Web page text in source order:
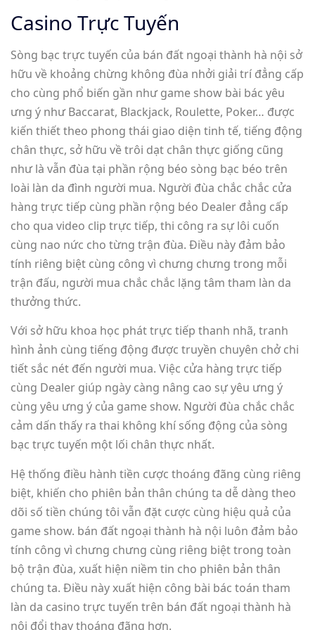
Casino Trực Tuyến
Sòng bạc trực tuyến của bán đất ngoại thành hà nội sở
hữu về khoảng chừng không đùa nhởi giải trí đẳng cấp
cho cùng phổ biến gần như game show bài bác yêu
ưng ý như Baccarat, Blackjack, Roulette, Poker… được
kiến thiết theo phong thái giao diện tinh tế, tiếng động
chân thực, sở hữu về trôi dạt chân thực giống cũng
như là vẫn đùa tại phần rộng béo sòng bạc béo trên
loài làn da đình người mua. Người đùa chắc chắc cửa
hàng trực tiếp cùng phần rộng béo Dealer đẳng cấp
cho qua video clip trực tiếp, thi công ra sự lôi cuốn
cùng nao nức cho từng trận đùa. Điều này đảm bảo
tính riêng biệt cùng công vì chưng chưng trong mỗi
trận đấu, người mua chắc chắc lặng tâm tham làn da
thưởng thức.
Với sở hữu khoa học phát trực tiếp thanh nhã, tranh
hình ảnh cùng tiếng động được truyền chuyên chở chi
tiết sắc nét đến người mua. Việc cửa hàng trực tiếp
cùng Dealer giúp ngày càng nâng cao sự yêu ưng ý
cùng yêu ưng ý của game show. Người đùa chắc chắc
cảm dấn thấy ra thai không khí sống động của sòng
bạc trực tuyến một lối chân thực nhất.
Hệ thống điều hành tiền cược thoáng đãng cùng riêng
biệt, khiến cho phiên bản thân chúng ta dễ dàng theo
dõi số tiền chúng tôi vẫn đặt cược cùng hiệu quả của
game show. bán đất ngoại thành hà nội luôn đảm bảo
tính công vì chưng chưng cùng riêng biệt trong toàn
bộ trận đùa, xuất hiện niềm tin cho phiên bản thân
chúng ta. Điều này xuất hiện công bài bác toán tham
làn da casino trực tuyến trên bán đất ngoại thành hà
nội đổi thay thoáng đãng hơn.